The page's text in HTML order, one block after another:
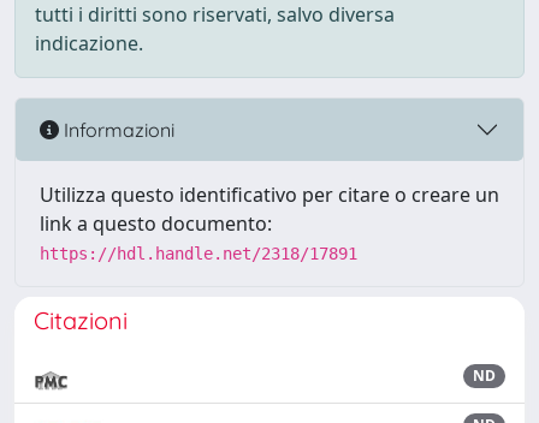
tutti i diritti sono riservati, salvo diversa
indicazione.
Informazioni
Utilizza questo identificativo per citare o creare un
link a questo documento:
https://hdl.handle.net/2318/17891
Citazioni
ND